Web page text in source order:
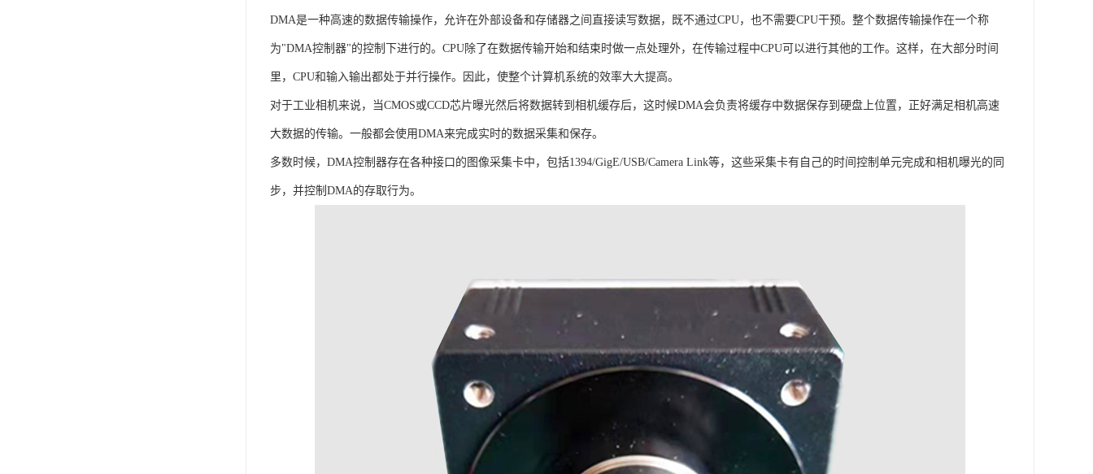
DMA是一种高速的数据传输操作，允许在外部设备和存储器之间直接读写数据，既不通过CPU，也不需要CPU干预。整个数据传输操作在一个称
为"DMA控制器"的控制下进行的。CPU除了在数据传输开始和结束时做一点处理外，在传输过程中CPU可以进行其他的工作。这样，在大部分时间
里，CPU和输入输出都处于并行操作。因此，使整个计算机系统的效率大大提高。
对于工业相机来说，当CMOS或CCD芯片曝光然后将数据转到相机缓存后，这时候DMA会负责将缓存中数据保存到硬盘上位置，正好满足相机高速
大数据的传输。一般都会使用DMA来完成实时的数据采集和保存。
多数时候，DMA控制器存在各种接口的图像采集卡中，包括1394/GigE/USB/Camera Link等，这些采集卡有自己的时间控制单元完成和相机曝光的同
步，并控制DMA的存取行为。